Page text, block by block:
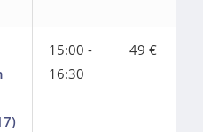
15:00 -
16:30
49 €